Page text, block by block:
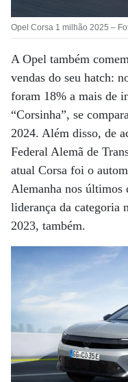
Opel Corsa 1 milhão 2025 –
A Opel também
vendas do seu hatch:
foram 18% a mais de
“Corsinha”, se
2024. Além disso, de
Federal Alemã de
atual Corsa foi o
Alemanha nos últimos
liderança da categoria
2023, também.